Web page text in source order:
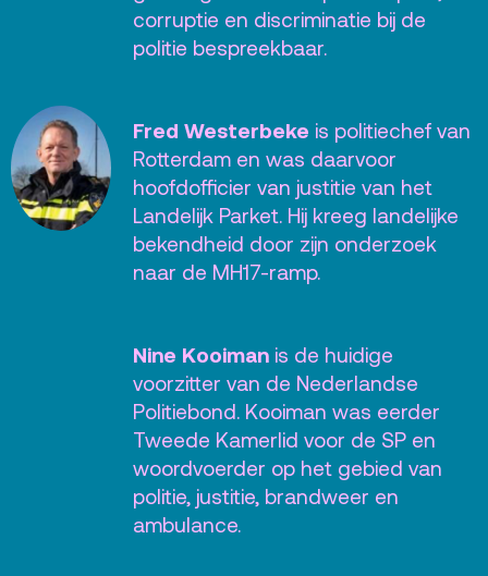
corruptie en discriminatie bij de
politie bespreekbaar.
Fred Westerbeke is politiechef van
Rotterdam en was daarvoor
hoofdofficier van justitie van het
Landelijk Parket. Hij kreeg landelijke
bekendheid door zijn onderzoek
naar de MH17-ramp.
Nine Kooiman is de huidige
voorzitter van de Nederlandse
Politiebond. Kooiman was eerder
Tweede Kamerlid voor de SP en
woordvoerder op het gebied van
politie, justitie, brandweer en
ambulance.